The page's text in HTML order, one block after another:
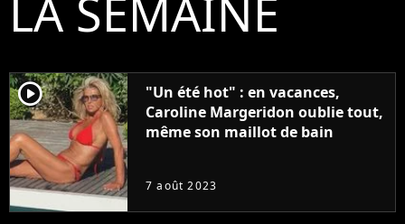
player2
"Un été hot" : en vacances,
Caroline Margeridon oublie tout,
même son maillot de bain
7 août 2023